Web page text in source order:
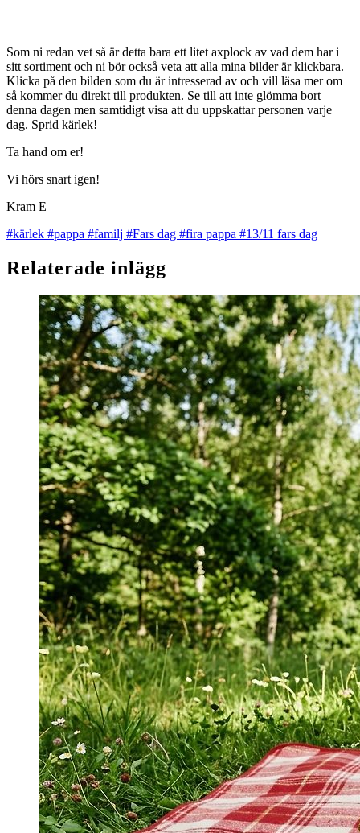
Som ni redan vet så är detta bara ett litet axplock av vad dem har i
sitt sortiment och ni bör också veta att alla mina bilder är klickbara.
Klicka på den bilden som du är intresserad av och vill läsa mer om
så kommer du direkt till produkten. Se till att inte glömma bort
denna dagen men samtidigt visa att du uppskattar personen varje
dag. Sprid kärlek!
Ta hand om er!
Vi hörs snart igen!
Kram E
#kärlek #pappa #familj #Fars dag #fira pappa #13/11 fars dag
Relaterade inlägg